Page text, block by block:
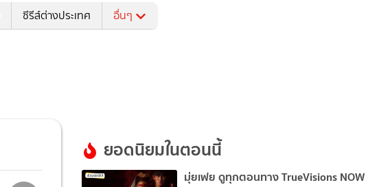
ซีรีส์ต่างประเทศ อื่นๆ
ยอดนิยมในตอนนี้
มุ่ยเฟย ดูทุกตอนทาง TrueVisions NOW